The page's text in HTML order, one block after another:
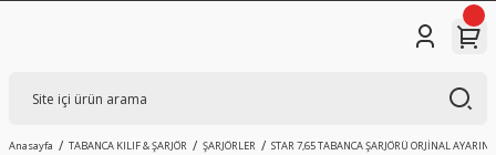
Anasayfa TABANCA KILIF & ŞARJÖR ŞARJÖRLER STAR 7,65 TABANCA ŞARJÖRÜ ORJİNAL